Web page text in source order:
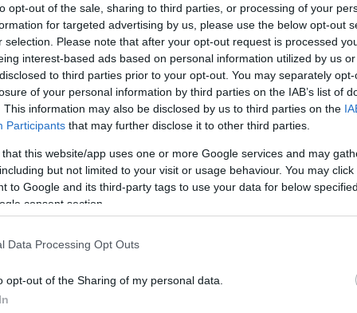
opt-out of the sale, sharing to third parties, or processing of your
for targeted advertising by us, please use the below opt-out
selection. Please note that after your opt-out request is processed
interest-based ads based on personal information utilized by us
to third parties prior to your opt-out. You may separately
of your personal information by third parties on the IAB’s list of
This information may also be disclosed by us to third parties on the
Participants that may further disclose it to other third parties.
that this website/app uses one or more Google services and may
but not limited to your visit or usage behaviour. You may
to Google and its third-party tags to use your data for below
consent section.
Data Processing Opt Outs
opt-out of the Sharing of my personal data.
ha prontamente prestato assistenza
scossidall’evento, risultavano essere in
successivamente accompagnati sulla
da diporto in navigazione nelle vicinanze
rimaneva, comunque, nell’area per
combustibile e danni da inquinamento
dell’ambiente marino; si provvedeva
disincaglio e di messa in sicurezza
specializzata, scongiurando così un
dell’Area Marina Protetta.